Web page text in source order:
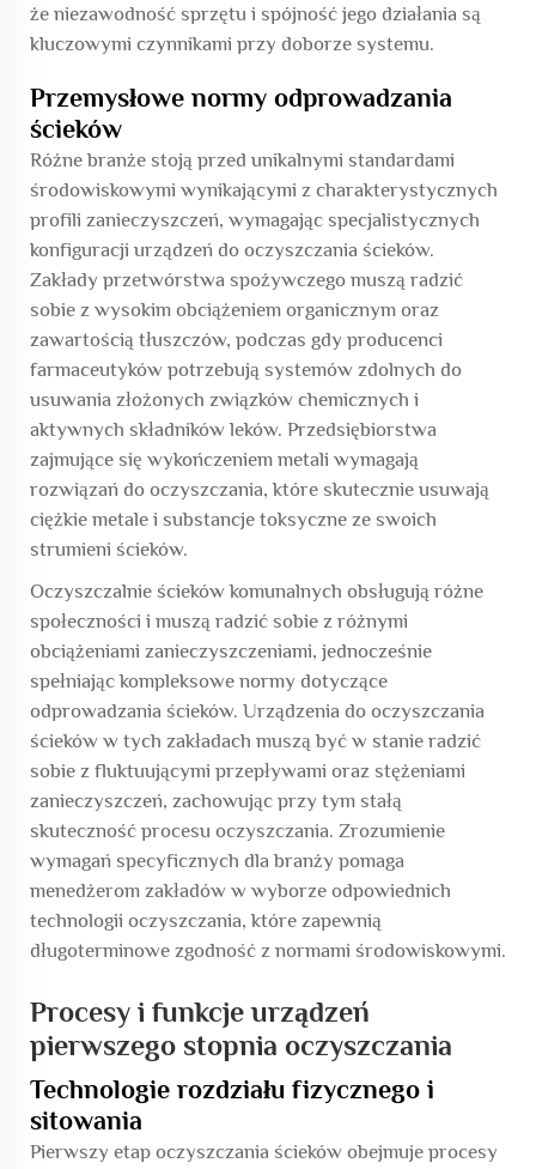
że niezawodność sprzętu i spójność jego działania są
kluczowymi czynnikami przy doborze systemu.
Przemysłowe normy odprowadzania
ścieków
Różne branże stoją przed unikalnymi standardami
środowiskowymi wynikającymi z charakterystycznych
profili zanieczyszczeń, wymagając specjalistycznych
konfiguracji urządzeń do oczyszczania ścieków.
Zakłady przetwórstwa spożywczego muszą radzić
sobie z wysokim obciążeniem organicznym oraz
zawartością tłuszczów, podczas gdy producenci
farmaceutyków potrzebują systemów zdolnych do
usuwania złożonych związków chemicznych i
aktywnych składników leków. Przedsiębiorstwa
zajmujące się wykończeniem metali wymagają
rozwiązań do oczyszczania, które skutecznie usuwają
ciężkie metale i substancje toksyczne ze swoich
strumieni ścieków.
Oczyszczalnie ścieków komunalnych obsługują różne
społeczności i muszą radzić sobie z różnymi
obciążeniami zanieczyszczeniami, jednocześnie
spełniając kompleksowe normy dotyczące
odprowadzania ścieków. Urządzenia do oczyszczania
ścieków w tych zakładach muszą być w stanie radzić
sobie z fluktuującymi przepływami oraz stężeniami
zanieczyszczeń, zachowując przy tym stałą
skuteczność procesu oczyszczania. Zrozumienie
wymagań specyficznych dla branży pomaga
menedżerom zakładów w wyborze odpowiednich
technologii oczyszczania, które zapewnią
długoterminowe zgodność z normami środowiskowymi.
Procesy i funkcje urządzeń
pierwszego stopnia oczyszczania
Technologie rozdziału fizycznego i
sitowania
Pierwszy etap oczyszczania ścieków obejmuje procesy